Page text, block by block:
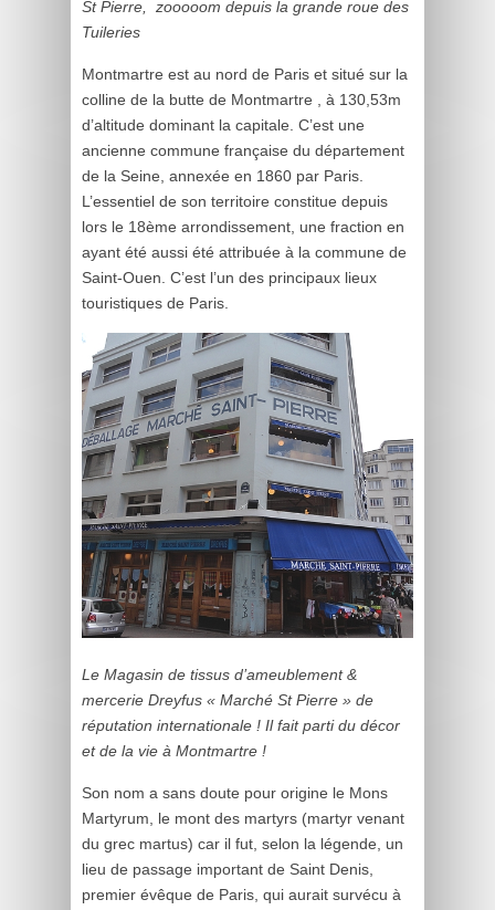
St Pierre, zooooom depuis la grande roue des
Tuileries
Montmartre est au nord de Paris et situé sur la
colline de la butte de Montmartre , à 130,53m
d’altitude dominant la capitale. C’est une
ancienne commune française du département
de la Seine, annexée en 1860 par Paris.
L’essentiel de son territoire constitue depuis
lors le 18ème arrondissement, une fraction en
ayant été aussi été attribuée à la commune de
Saint-Ouen. C’est l’un des principaux lieux
touristiques de Paris.
Le Magasin de tissus d’ameublement &
mercerie Dreyfus « Marché St Pierre » de
réputation internationale ! Il fait parti du décor
et de la vie à Montmartre !
Son nom a sans doute pour origine le Mons
Martyrum, le mont des martyrs (martyr venant
du grec martus) car il fut, selon la légende, un
lieu de passage important de Saint Denis,
premier évêque de Paris, qui aurait survécu à